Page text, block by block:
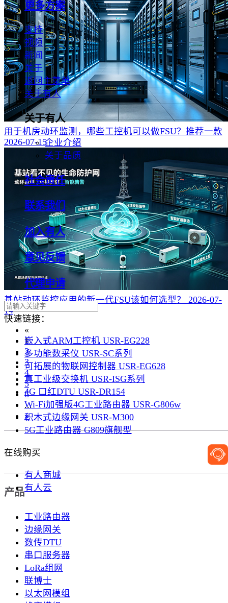
更多方案
支持
视频
新闻
关于
返回主菜单
关于有人
关于有人
企业介绍
关于品质
社会责任
联系我们
加入有人
意见反馈
代理申请
快速链接：
嵌入式ARM工控机 USR-EG228
多功能数采仪 USR-SC系列
可拓展的物联网控制器 USR-EG628
真工业级交换机 USR-ISG系列
4G 口红DTU USR-DR154
Wi-Fi加强版4G工业路由器 USR-G806w
积木式边缘网关 USR-M300
5G工业路由器 G809旗舰型
在线购买
有人商城
有人云
用于机房动环监测，哪些工控机可以做FSU？推荐一款
2026-07-15
基站动环监控应用的新一代FSU该如何选型？
2026-07-
14
«
1
2
3
4
5
6
...
»
产品
工业路由器
边缘网关
数传DTU
串口服务器
LoRa组网
联博士
以太网模组